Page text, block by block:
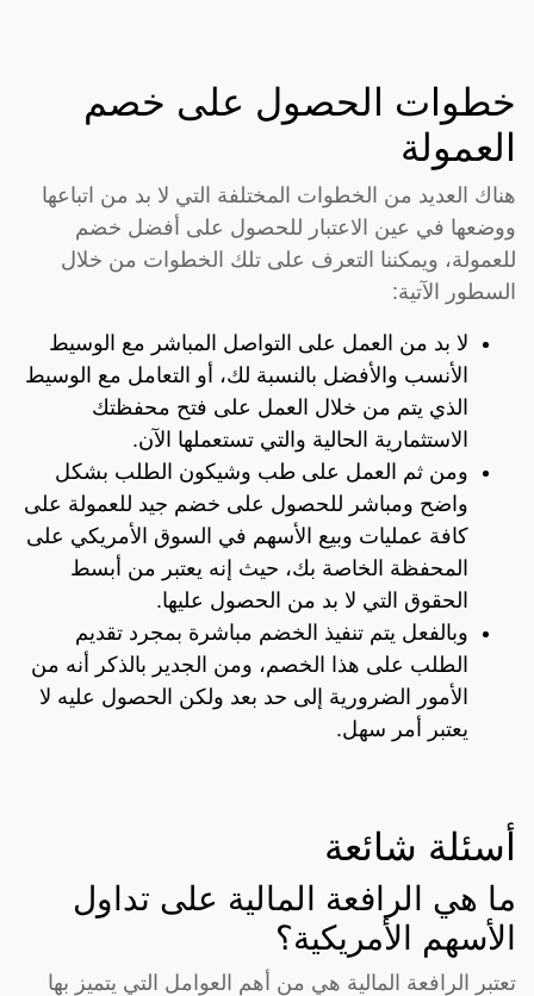
خطوات الحصول على خصم
العمولة
هناك العديد من الخطوات المختلفة التي لا بد من اتباعها
ووضعها في عين الاعتبار للحصول على أفضل خضم
للعمولة، ويمكننا التعرف على تلك الخطوات من خلال
السطور الآتية:
لا بد من العمل على التواصل المباشر مع الوسيط
الأنسب والأفضل بالنسبة لك، أو التعامل مع الوسيط
الذي يتم من خلال العمل على فتح محفظتك
الاستثمارية الحالية والتي تستعملها الآن.
ومن ثم العمل على طب وشيكون الطلب بشكل
واضح ومباشر للحصول على خضم جيد للعمولة على
كافة عمليات وبيع الأسهم في السوق الأمريكي على
المحفظة الخاصة بك، حيث إنه يعتبر من أبسط
الحقوق التي لا بد من الحصول عليها.
وبالفعل يتم تنفيذ الخضم مباشرة بمجرد تقديم
الطلب على هذا الخصم، ومن الجدير بالذكر أنه من
الأمور الضرورية إلى حد بعد ولكن الحصول عليه لا
يعتبر أمر سهل.
أسئلة شائعة
ما هي الرافعة المالية على تداول
الأسهم الأمريكية؟
تعتبر الرافعة المالية هي من أهم العوامل التي يتميز بها